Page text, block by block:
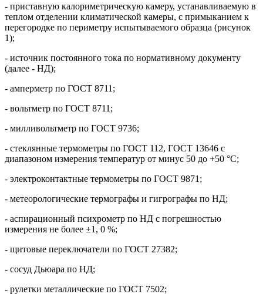
- приставную калориметрическую камеру, устанавливаемую в
теплом отделении климатической камеры, с примыканием к
перегородке по периметру испытываемого образца (рисунок
1);
- источник постоянного тока по нормативному документу
(далее - НД);
- амперметр по ГОСТ 8711;
- вольтметр по ГОСТ 8711;
- милливольтметр по ГОСТ 9736;
- стеклянные термометры по ГОСТ 112, ГОСТ 13646 с
диапазоном измерения температур от минус 50 до +50 °С;
- электроконтактные термометры по ГОСТ 9871;
- метеорологические термографы и гигрографы по НД;
- аспирационный психрометр по НД с погрешностью
измерения не более ±1, 0 %;
- щитовые переключатели по ГОСТ 27382;
- сосуд Дьюара по НД;
- рулетки металлические по ГОСТ 7502;